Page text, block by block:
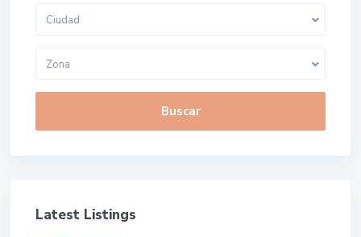
Ciudad
Zona
Buscar
Latest Listings